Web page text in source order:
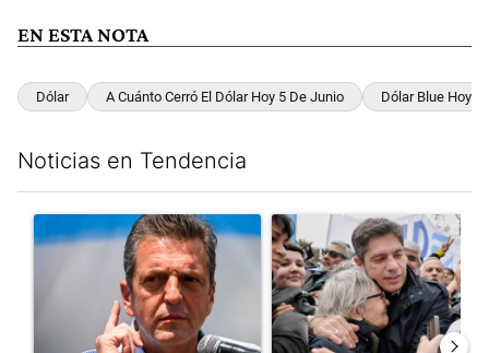
EN ESTA NOTA
Dólar A Cuánto Cerró El Dólar Hoy 5 De Junio Dólar Blue Hoy 5
Noticias en Tendencia
Un artículo de tendencia con el título "Negociaciones en el
Un artículo de tendencia con